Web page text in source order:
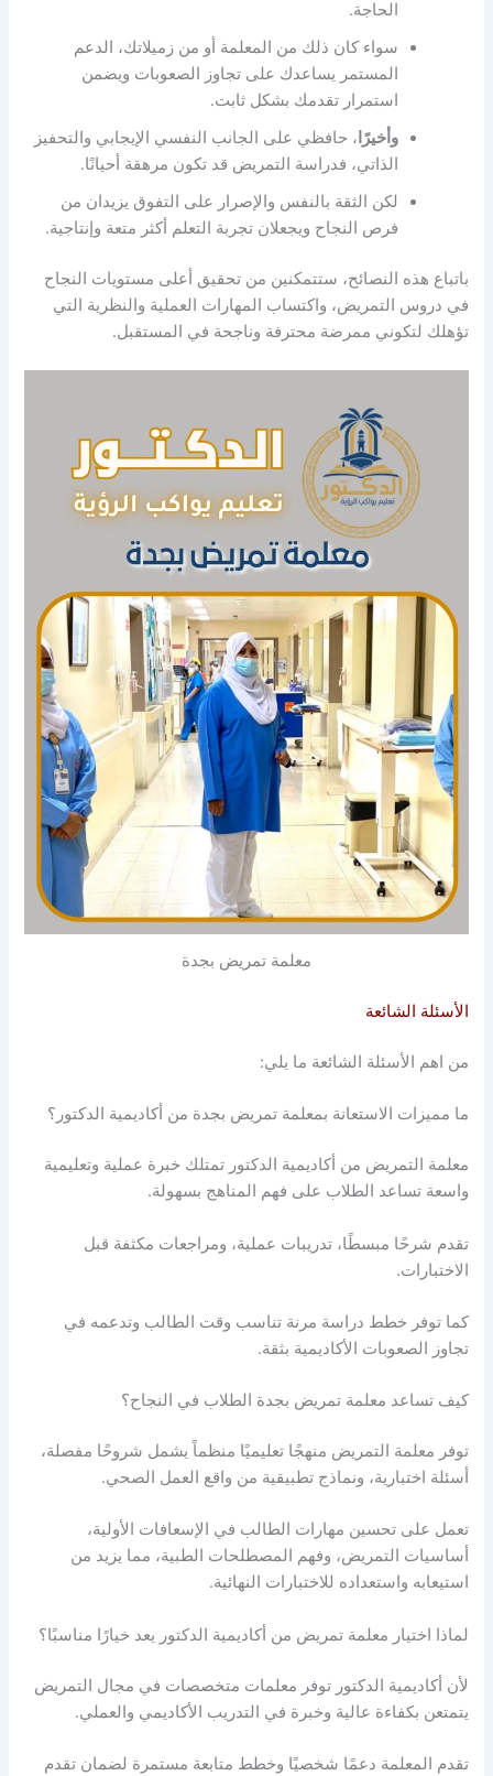
الحاجة.
سواء كان ذلك من المعلمة أو من زميلاتك، الدعم
المستمر يساعدك على تجاوز الصعوبات ويضمن
استمرار تقدمك بشكل ثابت.
وأخيرًا ، حافظي على الجانب النفسي الإيجابي والتحفيز
الذاتي، فدراسة التمريض قد تكون مرهقة أحيانًا.
لكن الثقة بالنفس والإصرار على التفوق يزيدان من
فرص النجاح ويجعلان تجربة التعلم أكثر متعة وإنتاجية.
باتباع هذه النصائح، ستتمكنين من تحقيق أعلى مستويات النجاح
في دروس التمريض، واكتساب المهارات العملية والنظرية التي
تؤهلك لتكوني ممرضة محترفة وناجحة في المستقبل.
معلمة تمريض بجدة
الأسئلة الشائعة
من اهم الأسئلة الشائعة ما يلي:
ما مميزات الاستعانة بمعلمة تمريض بجدة من أكاديمية الدكتور؟
معلمة التمريض من أكاديمية الدكتور تمتلك خبرة عملية وتعليمية
واسعة تساعد الطلاب على فهم المناهج بسهولة.
تقدم شرحًا مبسطًا، تدريبات عملية، ومراجعات مكثفة قبل
الاختبارات.
كما توفر خطط دراسة مرنة تناسب وقت الطالب وتدعمه في
تجاوز الصعوبات الأكاديمية بثقة.
كيف تساعد معلمة تمريض بجدة الطلاب في النجاح؟
توفر معلمة التمريض منهجًا تعليميًا منظماً يشمل شروحًا مفصلة،
أسئلة اختبارية، ونماذج تطبيقية من واقع العمل الصحي.
تعمل على تحسين مهارات الطالب في الإسعافات الأولية،
أساسيات التمريض، وفهم المصطلحات الطبية، مما يزيد من
استيعابه واستعداده للاختبارات النهائية.
لماذا اختيار معلمة تمريض من أكاديمية الدكتور يعد خيارًا مناسبًا؟
لأن أكاديمية الدكتور توفر معلمات متخصصات في مجال التمريض
يتمتعن بكفاءة عالية وخبرة في التدريب الأكاديمي والعملي.
تقدم المعلمة دعمًا شخصيًا وخطط متابعة مستمرة لضمان تقدم